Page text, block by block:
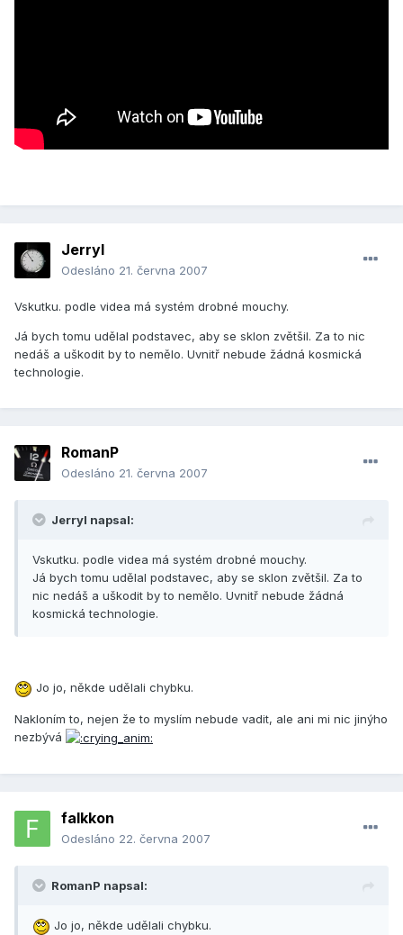
Jerryl
Odesláno 21. června 2007
Vskutku. podle videa má systém drobné mouchy.
Já bych tomu udělal podstavec, aby se sklon zvětšil. Za to nic
nedáš a uškodit by to nemělo. Uvnitř nebude žádná kosmická
technologie.
RomanP
Odesláno 21. června 2007
Jerryl napsal:
Vskutku. podle videa má systém drobné mouchy.
Já bych tomu udělal podstavec, aby se sklon zvětšil. Za to
nic nedáš a uškodit by to nemělo. Uvnitř nebude žádná
kosmická technologie.
Jo jo, někde udělali chybku.
Nakloním to, nejen že to myslím nebude vadit, ale ani mi nic jinýho
nezbývá
falkkon
Odesláno 22. června 2007
RomanP napsal:
Jo jo, někde udělali chybku.